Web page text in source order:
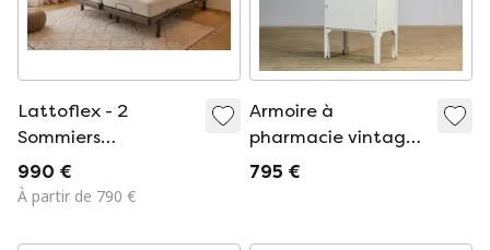
Lattoflex - 2
Sommiers
Électriques 80 × 200
+ 2 Matelas Pur
990 €
À partir de 790 €
Armoire à
pharmacie vintage,
années 1970
795 €